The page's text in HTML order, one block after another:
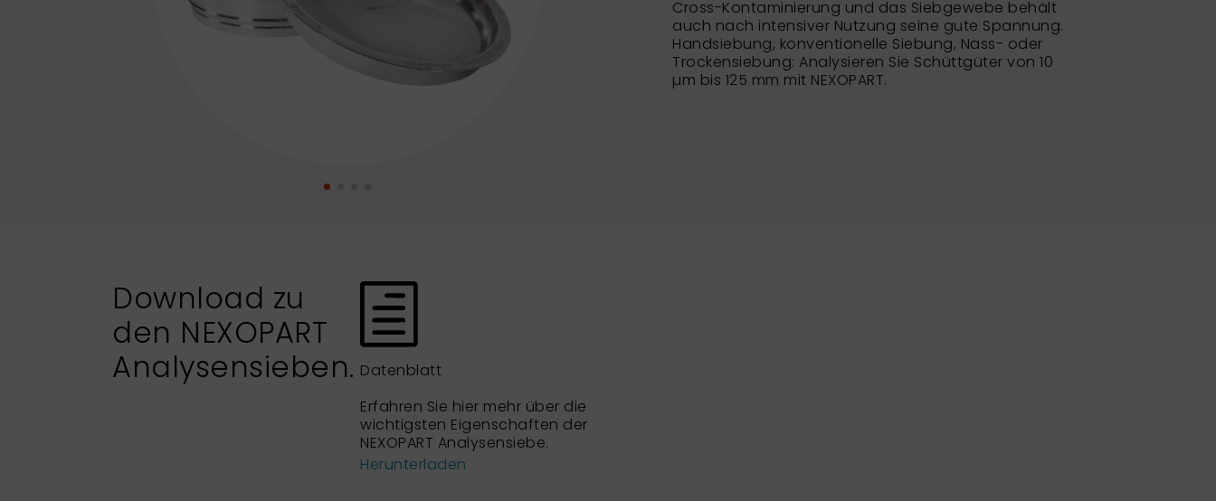
Cross-Kontaminierung und das Siebgewebe behält
auch nach intensiver Nutzung seine gute Spannung.
Handsiebung, konventionelle Siebung, Nass- oder
Trockensiebung: Analysieren Sie Schüttgüter von 10
µm bis 125 mm mit NEXOPART.
Download zu
den NEXOPART
Analysensieben. Datenblatt
Erfahren Sie hier mehr über die
wichtigsten Eigenschaften der
NEXOPART Analysensiebe.
Herunterladen